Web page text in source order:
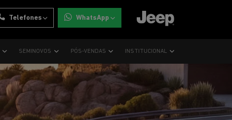
Telefones WhatsApp
SEMINOVOS PÓS-VENDAS INSTITUCIONAL